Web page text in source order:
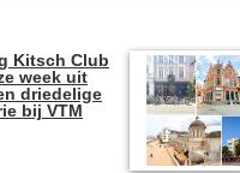
Kitsch Club
week uit
driedelige
bij VTM